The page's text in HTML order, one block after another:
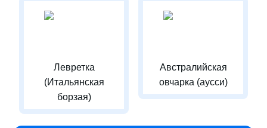
Левретка
(Итальянская
борзая)
Австралийская
овчарка (аусси)